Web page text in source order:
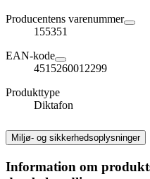
Producentens varenummer
155351
EAN-kode
4515260012299
Produkttype
Diktafon
Miljø- og sikkerhedsoplysninger
Information om